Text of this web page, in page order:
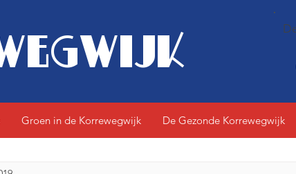
Groen in de Korrewegwijk De Gezonde Korrewegwijk